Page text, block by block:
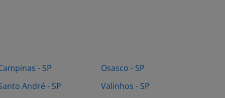
- SP
André - SP
Osasco - SP
Valinhos - SP